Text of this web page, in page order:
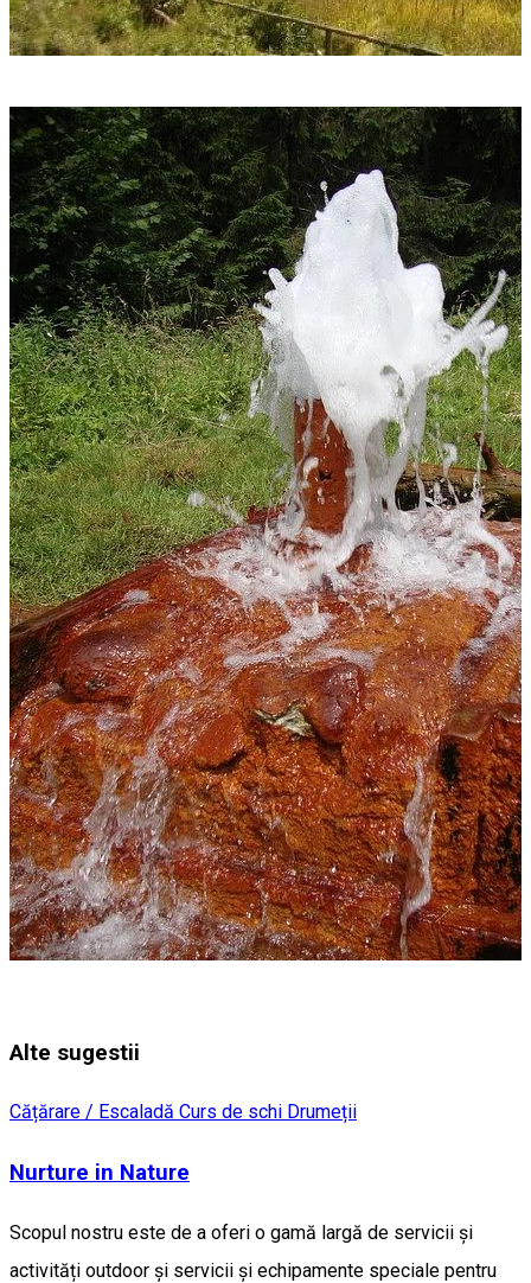
Alte sugestii
Cățărare / Escaladă Curs de schi Drumeții
Nurture in Nature
Scopul nostru este de a oferi o gamă largă de servicii și
activități outdoor și servicii și echipamente speciale pentru